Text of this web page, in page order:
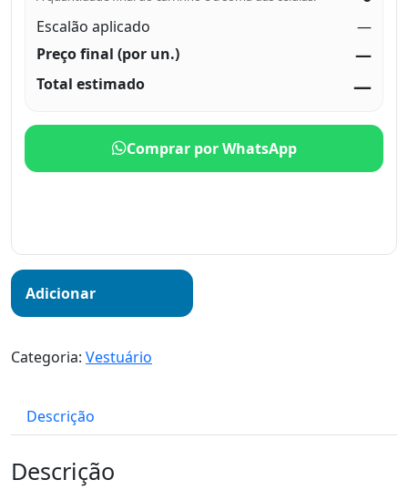
Escalão aplicado
—
Preço final (por un.)
—
Total estimado —
Comprar por WhatsApp
Adicionar
Categoria: Vestuário
Descrição
Descrição